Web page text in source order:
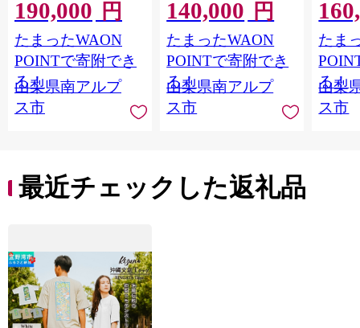
ス※鑑別書(カード)付
ALPBK199
190,000 円
たまったWAON
POINTで寄附でき
る！
山梨県南アルプ
ス市
140,000 円
たまったWAON
POINTで寄附でき
る！
山梨県南アルプ
ス市
ス
たま
る！
山梨
ス市
最近チェックした返礼品